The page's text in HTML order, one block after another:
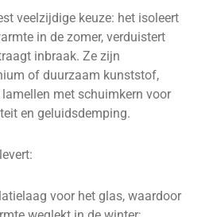
veelzijdige keuze: het isoleert
in de zomer, verduistert
inbraak. Ze zijn
of duurzaam kunststof,
met schuimkern voor
en geluidsdemping.
voor het glas, waardoor